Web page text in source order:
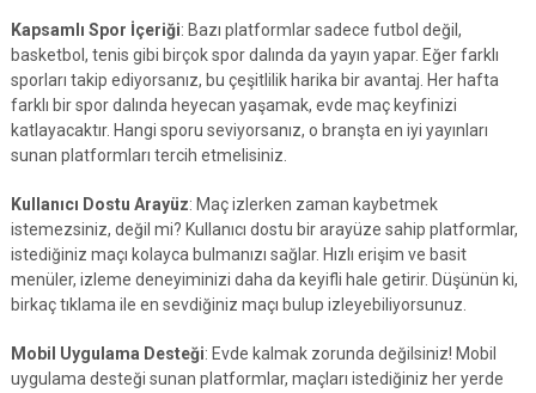
Kapsamlı Spor İçeriği: Bazı platformlar sadece futbol değil,
basketbol, tenis gibi birçok spor dalında da yayın yapar. Eğer farklı
sporları takip ediyorsanız, bu çeşitlilik harika bir avantaj. Her hafta
farklı bir spor dalında heyecan yaşamak, evde maç keyfinizi
katlayacaktır. Hangi sporu seviyorsanız, o branşta en iyi yayınları
sunan platformları tercih etmelisiniz.
Kullanıcı Dostu Arayüz: Maç izlerken zaman kaybetmek
istemezsiniz, değil mi? Kullanıcı dostu bir arayüze sahip platformlar,
istediğiniz maçı kolayca bulmanızı sağlar. Hızlı erişim ve basit
menüler, izleme deneyiminizi daha da keyifli hale getirir. Düşünün ki,
birkaç tıklama ile en sevdiğiniz maçı bulup izleyebiliyorsunuz.
Mobil Uygulama Desteği: Evde kalmak zorunda değilsiniz! Mobil
uygulama desteği sunan platformlar, maçları istediğiniz her yerde